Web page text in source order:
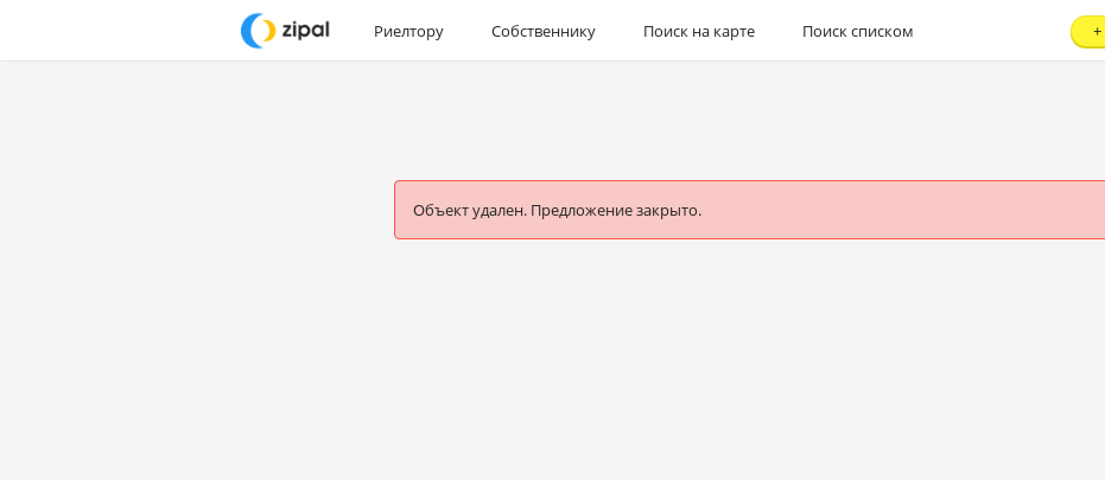
Риелтору Собственнику Поиск на карте Поиск списком +
Объект удален. Предложение закрыто.